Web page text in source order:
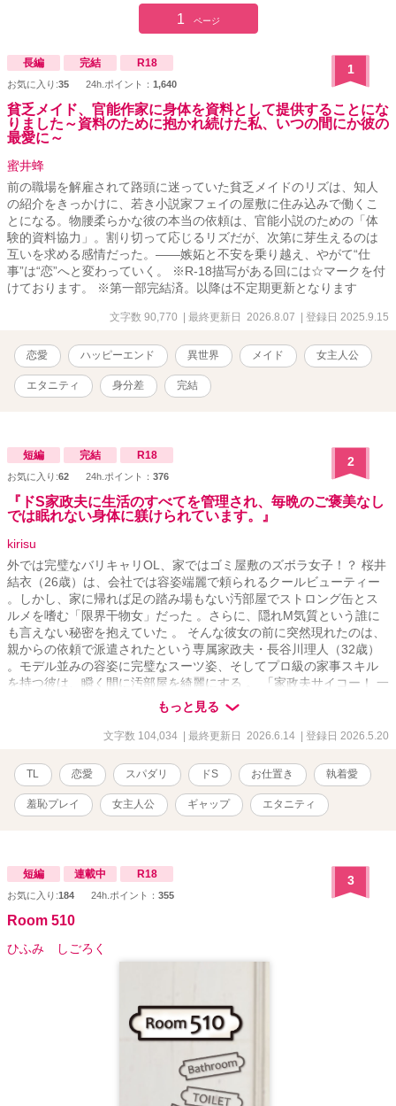
1 ページ
長編 完結 R18
お気に入り:35 24h.ポイント： 1,640
1
貧乏メイド、官能作家に身体を資料として提供することにな
りました～資料のために抱かれ続けた私、いつの間にか彼の
最愛に～
蜜井蜂
前の職場を解雇されて路頭に迷っていた貧乏メイドのリズは、知人
の紹介をきっかけに、若き小説家フェイの屋敷に住み込みで働くこ
とになる。物腰柔らかな彼の本当の依頼は、官能小説のための「体
験的資料協力」。割り切って応じるリズだが、次第に芽生えるのは
互いを求める感情だった。――嫉妬と不安を乗り越え、やがて“仕
事”は“恋”へと変わっていく。 ※R-18描写がある回には☆マークを付
けております。 ※第一部完結済。以降は不定期更新となります
文字数 90,770 | 最終更新日 2026.8.07 | 登録日 2025.9.15
恋愛 ハッピーエンド 異世界 メイド 女主人公
エタニティ 身分差 完結
短編 完結 R18
お気に入り:62 24h.ポイント： 376
2
『ドS家政夫に生活のすべてを管理され、毎晩のご褒美なし
では眠れない身体に躾けられています。』
kirisu
外では完璧なバリキャリOL、家ではゴミ屋敷のズボラ女子！？ 桜井
結衣（26歳）は、会社では容姿端麗で頼られるクールビューティー
。しかし、家に帰れば足の踏み場もない汚部屋でストロング缶とス
ルメを嗜む「限界干物女」だった 。さらに、隠れM気質という誰に
も言えない秘密を抱えていた 。 そんな彼女の前に突然現れたのは、
親からの依頼で派遣されたという専属家政夫・長谷川理人（32歳）
。モデル並みの容姿に完璧なスーツ姿、そしてプロ級の家事スキル
を持つ彼は、瞬く間に汚部屋を綺麗にする 。 「家政夫サイコー！ 一
生養ってほしい」とすっかり気を抜いた結衣だったが、理人の手に
よってベッドの下に隠していた『ピンク色のローター』や『マニア
ックなSM官能本』が発掘されてしまう 。 顔から火が出るほど羞恥
突きつける 。「ルールを破った悪い子には……そのおもちゃで『躾
（お仕置き）』をさせていただきます」 靴下を脱ぎっぱなしにした
罰として、理人の長い脚の上にうつ伏せに乗せられ、自らの手で下
着を下ろさせられる屈辱的なお尻ペンペン 。腸に溜まった悪いもの
は、「よくできました」と別人のように甘く抱きしめられ、発掘さ
れたおもちゃで極上の絶頂を与えられるご褒美タイム 。 理人の与え
る「飴と鞭」に、結衣の心と身体は彼なしでは生きられないほど依
存していく 。 しかし、この完璧な家政夫には、結衣の知らない“裏
ているのか？ 時折見せる、ただの家政夫とは思えないほどの狂気的
は！？ 愛が重すぎる謎のスパダリによる、逃げ場のない極上溺愛調
教ライフが幕を開ける！
もっと見る
文字数 104,034 | 最終更新日 2026.6.14 | 登録日 2026.5.20
TL 恋愛 スパダリ ドS お仕置き 執着愛
羞恥プレイ 女主人公 ギャップ エタニティ
短編 連載中 R18
お気に入り:184 24h.ポイント： 355
3
Room 510
ひふみ しごろく